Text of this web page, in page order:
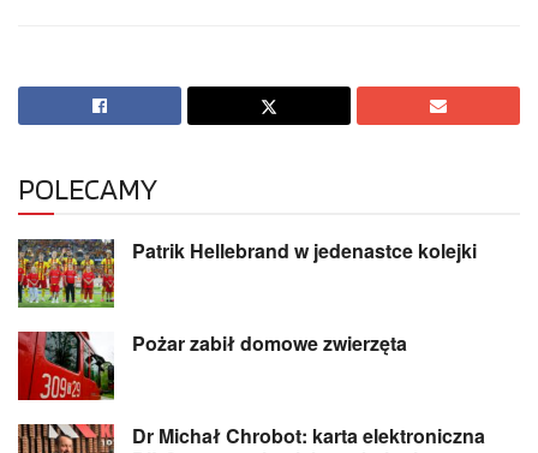
POLECAMY
Patrik Hellebrand w jedenastce kolejki
Pożar zabił domowe zwierzęta
Dr Michał Chrobot: karta elektroniczna